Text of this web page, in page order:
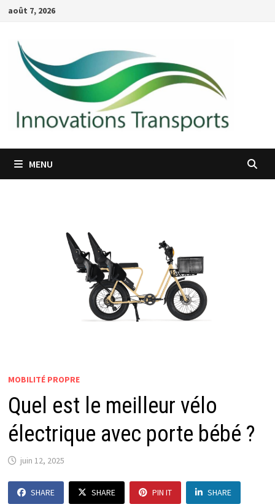
Passer
contenu
août 7, 2026
MENU
MOBILITÉ PROPRE
Quel est le meilleur vélo
électrique avec porte bébé ?
juin 12, 2025
SHARE SHARE PIN IT SHARE